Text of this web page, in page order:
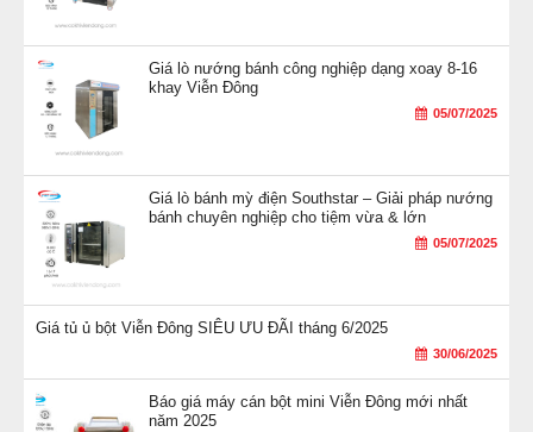
Giá lò nướng bánh công nghiệp dạng xoay 8-16
khay Viễn Đông
05/07/2025
Giá lò bánh mỳ điện Southstar – Giải pháp nướng
bánh chuyên nghiệp cho tiệm vừa & lớn
05/07/2025
Giá tủ ủ bột Viễn Đông SIÊU ƯU ĐÃI tháng 6/2025
30/06/2025
Báo giá máy cán bột mini Viễn Đông mới nhất
năm 2025